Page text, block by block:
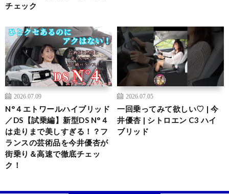
チェック
2026.07.09
N°４エトワールハイブリッド
／DS【試乗編】新型DS N°４
は走りまで美しすぎる！？フ
ランスの芸術品を今井優杏が
街乗り＆高速で徹底チェッ
ク！
2026.07.05
一回乗ってみて欲しい♡ | 今
井優杏 | シトロエン C3 ハイ
ブリッド